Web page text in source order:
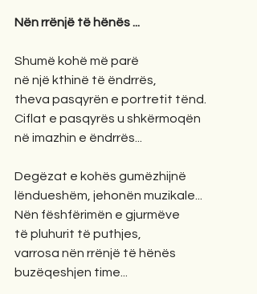
Nën rrënjë të hënës ...
Shumë kohë më parë
në një kthinë të ëndrrës,
theva pasqyrën e portretit tënd.
Ciflat e pasqyrës u shkërmoqën
në imazhin e ëndrrës...
Degëzat e kohës gumëzhijnë
lëndueshëm, jehonën muzikale...
Nën fëshfërimën e gjurmëve
të pluhurit të puthjes,
varrosa nën rrënjë të hënës
buzëqeshjen time...